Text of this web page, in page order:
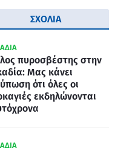
ΣΧΟΛΙΑ
πυροσβέστης στην
Μας κάνει
ότι όλες οι
εκδηλώνονται